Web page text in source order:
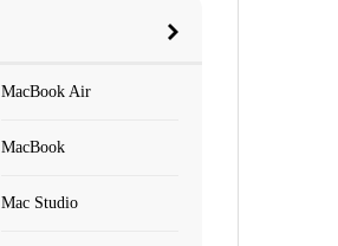
MacBook Air
MacBook
Mac Studio